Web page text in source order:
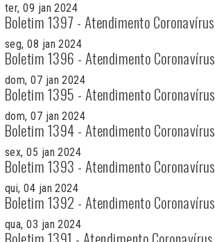
ter, 09 jan 2024
Boletim 1397 - Atendimento Coronavírus
seg, 08 jan 2024
Boletim 1396 - Atendimento Coronavírus
dom, 07 jan 2024
Boletim 1395 - Atendimento Coronavírus
dom, 07 jan 2024
Boletim 1394 - Atendimento Coronavírus
sex, 05 jan 2024
Boletim 1393 - Atendimento Coronavírus
qui, 04 jan 2024
Boletim 1392 - Atendimento Coronavírus
qua, 03 jan 2024